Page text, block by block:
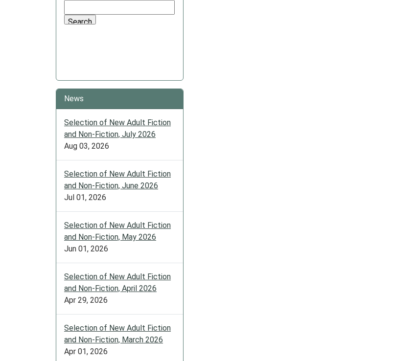
News
Selection of New Adult Fiction
and Non-Fiction, July 2026
Aug 03, 2026
Selection of New Adult Fiction
and Non-Fiction, June 2026
Jul 01, 2026
Selection of New Adult Fiction
and Non-Fiction, May 2026
Jun 01, 2026
Selection of New Adult Fiction
and Non-Fiction, April 2026
Apr 29, 2026
Selection of New Adult Fiction
and Non-Fiction, March 2026
Apr 01, 2026